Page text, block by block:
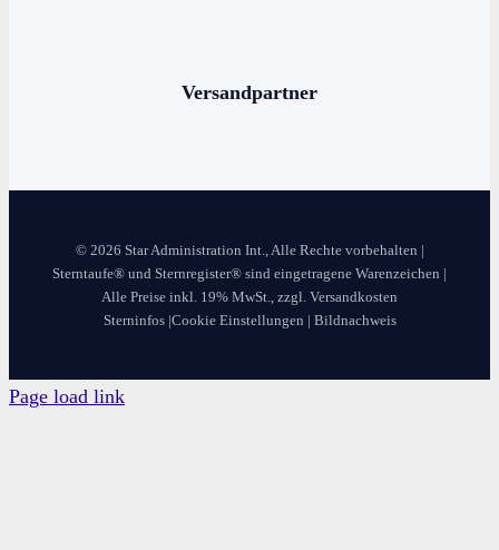
Versandpartner
© 2026 Star Administration Int., Alle Rechte vorbehalten |
Sterntaufe® und Sternregister® sind eingetragene Warenzeichen |
Alle Preise inkl. 19% MwSt., zzgl. Versandkosten
Sterninfos|Cookie Einstellungen | Bildnachweis
Page load link